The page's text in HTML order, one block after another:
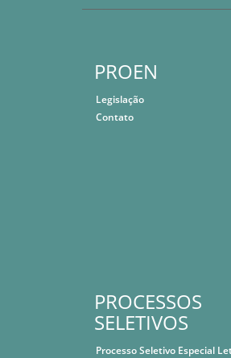
PROEN
Legislação
Contato
PROCESSOS
SELETIVOS
Processo Seletivo Especial